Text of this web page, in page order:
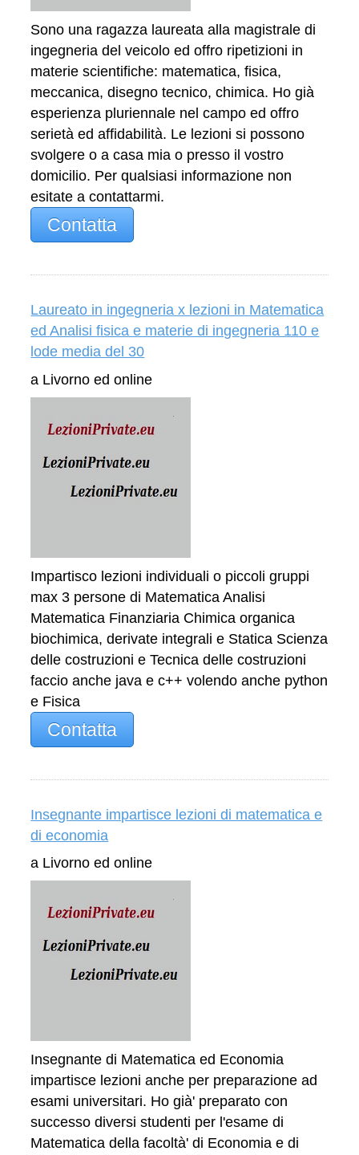
Sono una ragazza laureata alla magistrale di
ingegneria del veicolo ed offro ripetizioni in
materie scientifiche: matematica, fisica,
meccanica, disegno tecnico, chimica. Ho già
esperienza pluriennale nel campo ed offro
serietà ed affidabilità. Le lezioni si possono
svolgere o a casa mia o presso il vostro
domicilio. Per qualsiasi informazione non
esitate a contattarmi.
Contatta
Laureato in ingegneria x lezioni in Matematica
ed Analisi fisica e materie di ingegneria 110 e
lode media del 30
a Livorno ed online
Impartisco lezioni individuali o piccoli gruppi
max 3 persone di Matematica Analisi
Matematica Finanziaria Chimica organica
biochimica, derivate integrali e Statica Scienza
delle costruzioni e Tecnica delle costruzioni
faccio anche java e c++ volendo anche python
e Fisica
Contatta
Insegnante impartisce lezioni di matematica e
di economia
a Livorno ed online
Insegnante di Matematica ed Economia
impartisce lezioni anche per preparazione ad
esami universitari. Ho già' preparato con
successo diversi studenti per l'esame di
Matematica della facoltà' di Economia e di